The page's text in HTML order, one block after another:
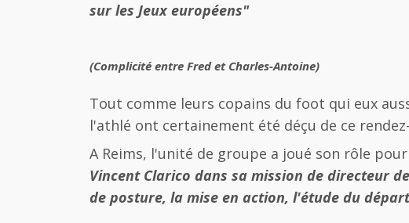
sur les Jeux européens"
(Complicité entre Fred et Charles-Antoine)
Tout comme leurs copains du foot qui eux
l'athlé ont certainement été déçu de ce
A Reims, l'unité de groupe a joué son rôle
Vincent Clarico dans sa mission de directeur
de posture, la mise en action, l'étude du